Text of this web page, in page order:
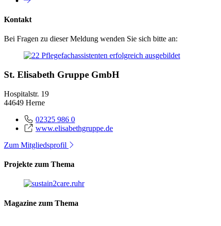
Kontakt
Bei Fragen zu dieser Meldung wenden Sie sich bitte an:
St. Elisabeth Gruppe GmbH
Hospitalstr. 19
44649 Herne
02325 986 0
www.elisabethgruppe.de
Zum Mitgliedsprofil
Projekte zum Thema
Magazine zum Thema